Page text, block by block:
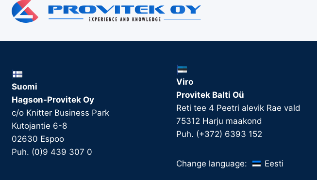
Suomi
Hagson-Provitek Oy
c/o Knitter Business Park
Kutojantie 6-8
02630 Espoo
Puh. (0)9 439 307 0
Viro
Provitek Balti Oü
Reti tee 4 Peetri alevik Rae vald
75312 Harju maakond
Puh. (+372) 6393 152
Change language: Eesti